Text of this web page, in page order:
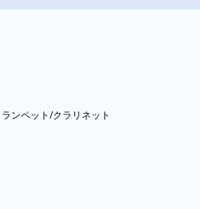
ンペット/クラリネット